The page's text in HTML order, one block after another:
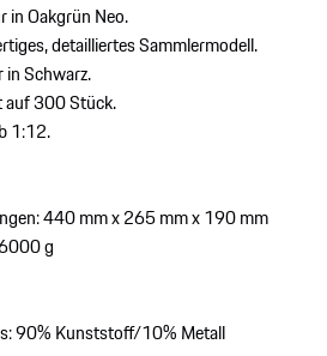
in Oakgrün Neo.
detailliertes Sammlermodell.
in Schwarz.
auf 300 Stück.
1:12.
440 mm x 265 mm x 190 mm
g
90% Kunststoff/10% Metall